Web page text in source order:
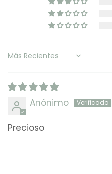
Sort by
Anónimo
Precioso